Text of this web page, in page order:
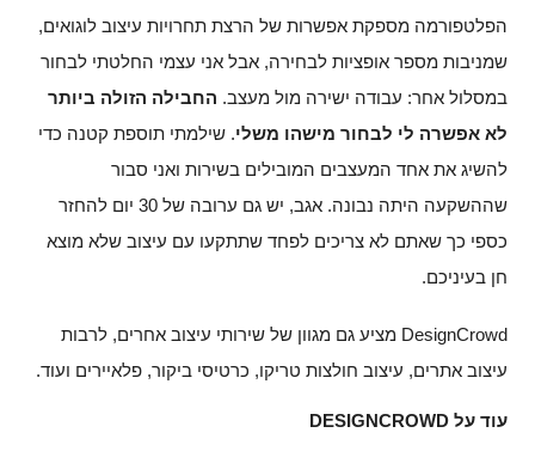
הפלטפורמה מספקת אפשרות של הרצת תחרויות עיצוב לוגואים,
שמניבות מספר אופציות לבחירה, אבל אני עצמי החלטתי לבחור
במסלול אחר: עבודה ישירה מול מעצב. החבילה הזולה ביותר
לא אפשרה לי לבחור מישהו משלי. שילמתי תוספת קטנה כדי
להשיג את אחד המעצבים המובילים בשירות ואני סבור
שההשקעה היתה נבונה. אגב, יש גם ערובה של 30 יום להחזר
כספי כך שאתם לא צריכים לפחד שתתקעו עם עיצוב שלא מוצא
חן בעיניכם.
DesignCrowd מציע גם מגוון של שירותי עיצוב אחרים, לרבות
עיצוב אתרים, עיצוב חולצות טריקו, כרטיסי ביקור, פלאיירים ועוד.
עוד על DESIGNCROWD